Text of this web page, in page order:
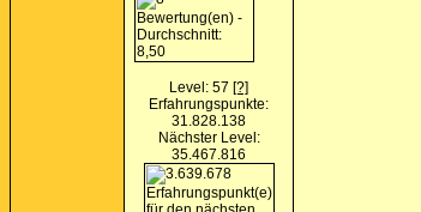
Level: 57 [?]
Erfahrungspunkte:
31.828.138
Nächster Level:
35.467.816